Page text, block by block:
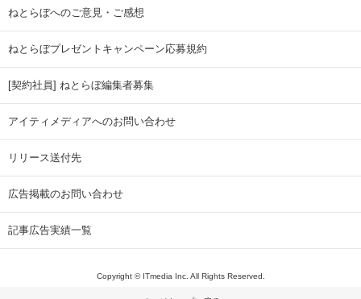
ねとらぼへのご意見・ご感想
ねとらぼプレゼントキャンペーン応募規約
[契約社員] ねとらぼ編集者募集
アイティメディアへのお問い合わせ
リリース送付先
広告掲載のお問い合わせ
記事広告実績一覧
Copyright © ITmedia Inc. All Rights Reserved.